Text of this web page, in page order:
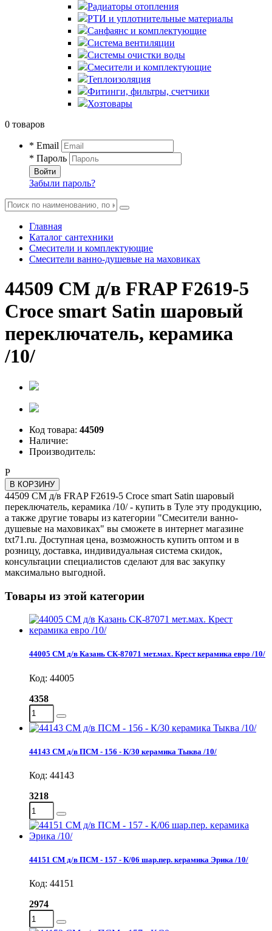
Радиаторы отопления
РТИ и уплотнительные материалы
Санфаянс и комплектующие
Система вентиляции
Системы очистки воды
Смесители и комплектующие
Теплоизоляция
Фитинги, фильтры, счетчики
Хозтовары
0 товаров
* Email
* Пароль
Войти
Забыли пароль?
Главная
Каталог сантехники
Смесители и комплектующие
Смесители ванно-душевые на маховиках
44509 СМ д/в FRAP F2619-5
Croce smart Satin шаровый
переключатель, керамика
/10/
Код товара: 44509
Наличие:
Производитель:
Р
В КОРЗИНУ
44509 СМ д/в FRAP F2619-5 Croce smart Satin шаровый
переключатель, керамика /10/ - купить в Туле эту продукцию,
а также другие товары из категории "Смесители ванно-
душевые на маховиках" вы сможете в интернет магазине
txt71.ru. Доступная цена, возможность купить оптом и в
розницу, доставка, индивидуальная система скидок,
консультации специалистов сделают для вас закупку
максимально выгодной.
Товары из этой категории
44005 СМ д/в Казань СК-87071 мет.мах. Крест керамика евро /10/
Код: 44005
4358
44143 СМ д/в ПСМ - 156 - К/30 керамика Тыква /10/
Код: 44143
3218
44151 СМ д/в ПСМ - 157 - К/06 шар.пер. керамика Эрика /10/
Код: 44151
2974